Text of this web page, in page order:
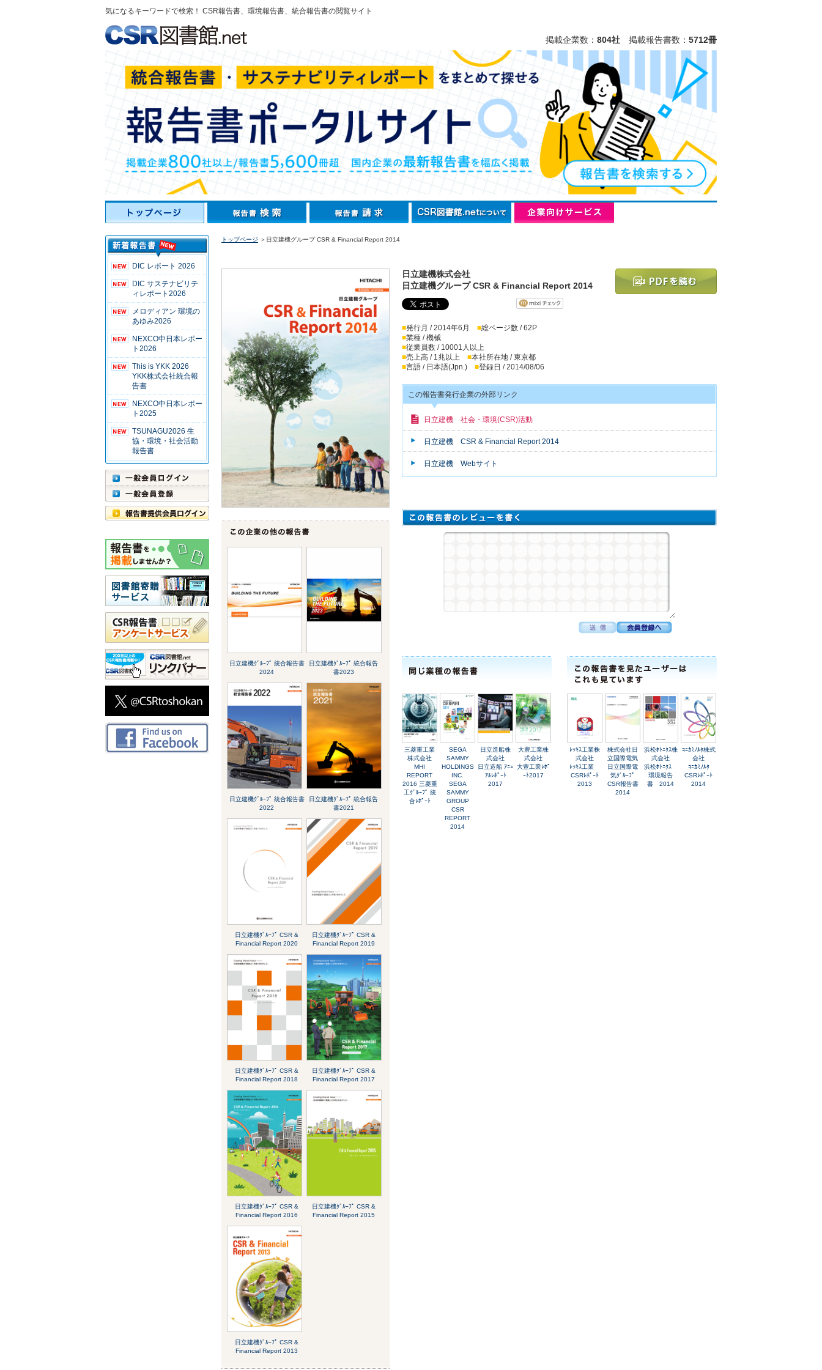
気になるキーワードで検索！ CSR報告書、環境報告書、統合報告書の閲覧サイト
掲載企業数： 804社 掲載報告書数： 5712冊
DIC レポート 2026
DIC サステナビリテ
ィレポート2026
メロディアン 環境の
あゆみ2026
NEXCO中日本レポー
ト2026
This is YKK 2026
YKK株式会社統合報
告書
NEXCO中日本レポー
ト2025
TSUNAGU2026 生
協・環境・社会活動
報告書
トップページ ＞日立建機グループ CSR & Financial Report 2014
日立建機ｸﾞﾙｰﾌﾟ 統合報告書
2024
日立建機ｸﾞﾙｰﾌﾟ 統合報告
書2023
日立建機ｸﾞﾙｰﾌﾟ 統合報告書
2022
日立建機ｸﾞﾙｰﾌﾟ 統合報告
書2021
日立建機ｸﾞﾙｰﾌﾟ CSR &
Financial Report 2020
日立建機ｸﾞﾙｰﾌﾟ CSR &
Financial Report 2019
日立建機ｸﾞﾙｰﾌﾟ CSR &
Financial Report 2018
日立建機ｸﾞﾙｰﾌﾟ CSR &
Financial Report 2017
日立建機ｸﾞﾙｰﾌﾟ CSR &
Financial Report 2016
日立建機ｸﾞﾙｰﾌﾟ CSR &
Financial Report 2015
日立建機ｸﾞﾙｰﾌﾟ CSR &
Financial Report 2013
日立建機株式会社
日立建機グループ CSR & Financial Report 2014
■発行月 / 2014年6月 ■総ページ数 / 62P
■業種 / 機械
■従業員数 / 10001人以上
■売上高 / 1兆以上 ■本社所在地 / 東京都
■言語 / 日本語(Jpn.) ■登録日 / 2014/08/06
この報告書発行企業の外部リンク
日立建機 社会・環境(CSR)活動
日立建機 CSR & Financial Report 2014
日立建機 Webサイト
三菱重工業
株式会社
MHI
REPORT
2016 三菱重
工ｸﾞﾙｰﾌﾟ 統
合ﾚﾎﾟｰﾄ
SEGA
SAMMY
HOLDINGS
INC.
SEGA
SAMMY
GROUP
CSR
REPORT
2014
日立造船株
式会社
日立造船 ｱﾆｭ
ｱﾙﾚﾎﾟｰﾄ
2017
大豊工業株
式会社
大豊工業ﾚﾎﾟ
ｰﾄ2017
ﾚｯｷｽ工業株
式会社
ﾚｯｷｽ工業
CSRﾚﾎﾟｰﾄ
2013
株式会社日
立国際電気
日立国際電
気ｸﾞﾙｰﾌﾟ
CSR報告書
2014
浜松ﾎﾄﾆｸｽ株
式会社
浜松ﾎﾄﾆｸｽ
環境報告
書 2014
ｺﾆｶﾐﾉﾙﾀ株式
会社
ｺﾆｶﾐﾉﾙﾀ
CSRﾚﾎﾟｰﾄ
2014